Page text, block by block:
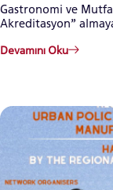
Gastronomi ve
Akreditasyon”
Devamını Oku